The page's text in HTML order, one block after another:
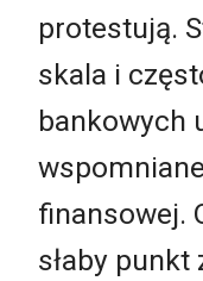
protestują.
skala i
bankowych
finansowej.
słaby punkt